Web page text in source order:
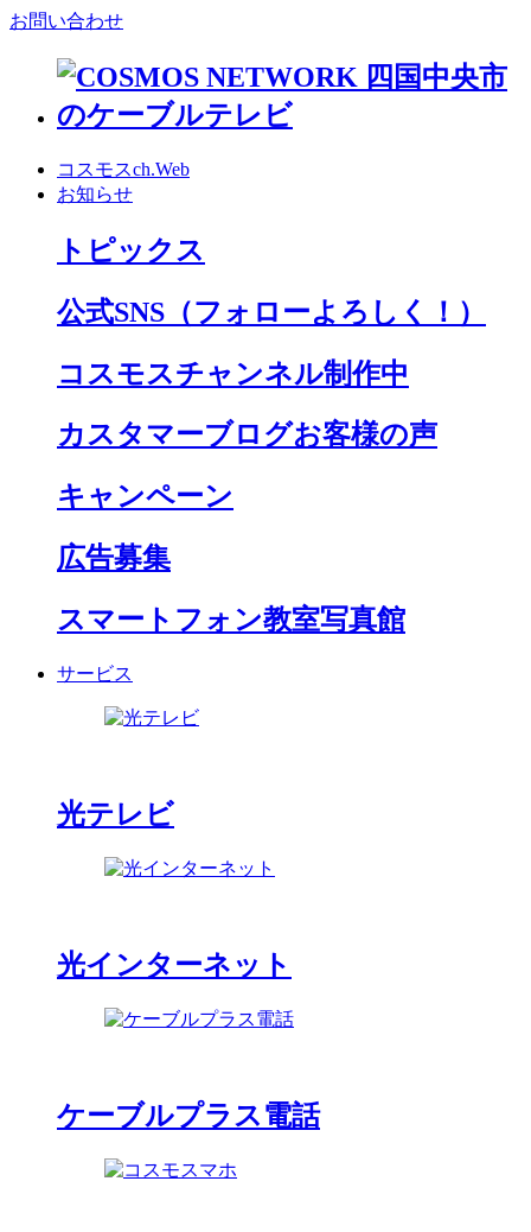
お問い合わせ
コスモスch.Web
お知らせ
トピックス
公式SNS （フォローよろしく！）
コスモスチャンネル制作中
カスタマーブログお客様の声
キャンペーン
広告募集
スマートフォン教室写真館
サービス
光テレビ
光インターネット
ケーブルプラス電話